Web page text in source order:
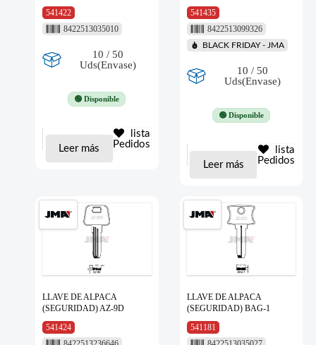
541422
8422513035010
10 / 50
Uds(Envase)
🟢 Disponible
Leer más
lista
Pedidos
541435
8422513099326
BLACK FRIDAY - JMA
10 / 50
Uds(Envase)
🟢 Disponible
Leer más
lista
Pedidos
LLAVE DE ALPACA
(SEGURIDAD) AZ-9D
541424
LLAVE DE ALPACA
(SEGURIDAD) BAG-1
541181